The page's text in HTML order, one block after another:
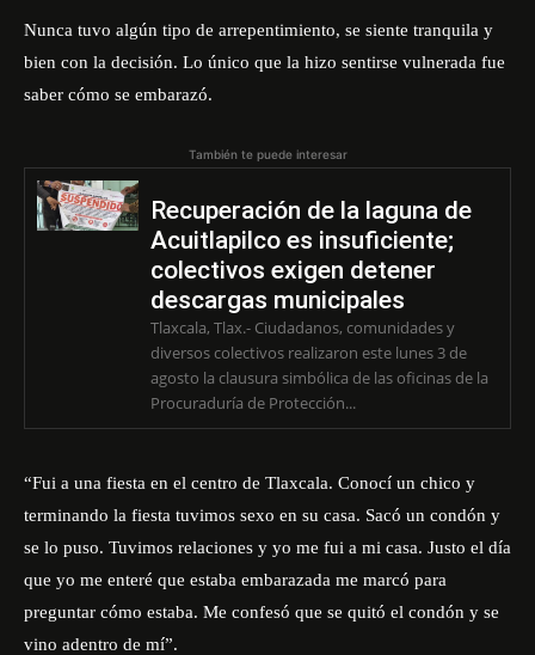
Nunca tuvo algún tipo de arrepentimiento, se siente tranquila y
bien con la decisión. Lo único que la hizo sentirse vulnerada fue
saber cómo se embarazó.
También te puede interesar
Recuperación de la laguna de
Acuitlapilco es insuficiente;
colectivos exigen detener
descargas municipales
Tlaxcala, Tlax.- Ciudadanos, comunidades y
diversos colectivos realizaron este lunes 3 de
agosto la clausura simbólica de las oficinas de la
Procuraduría de Protección...
“Fui a una fiesta en el centro de Tlaxcala. Conocí un chico y
terminando la fiesta tuvimos sexo en su casa. Sacó un condón y
se lo puso. Tuvimos relaciones y yo me fui a mi casa. Justo el día
que yo me enteré que estaba embarazada me marcó para
preguntar cómo estaba. Me confesó que se quitó el condón y se
vino adentro de mí”.